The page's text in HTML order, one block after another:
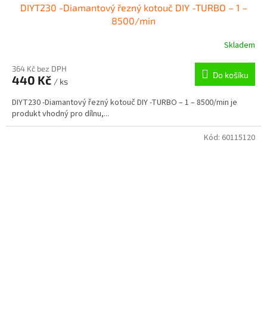
DIYT230 -Diamantový řezný kotouč DIY -TURBO – 1 –
8500/min
Skladem
364 Kč bez DPH
440 Kč / ks
Do košíku
DIYT230 -Diamantový řezný kotouč DIY -TURBO – 1 – 8500/min je
produkt vhodný pro dílnu,...
Kód: 60115120